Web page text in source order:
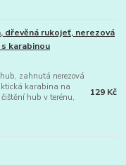
dřevěná rukojeť, nerezová
karabinou
zahnutá nerezová
karabina na
hub v terénu,
129 Kč